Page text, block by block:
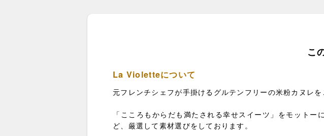
こ
La Violetteについて
元フレンチシェフが手掛けるグルテンフリーの米粉カヌレを
「こころもからだも満たされる幸せスイーツ」をモット
ど、厳選して素材選びをしております。